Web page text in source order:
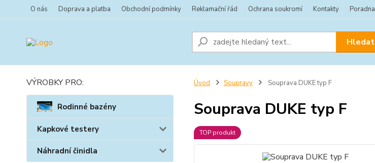
O nás Doprava a platba Obchodní podmínky Reklamační řád Ochrana soukromí Kontakty Poradna
Hledat
VÝROBKY PRO:
Rodinné bazény
Kapkové testery
Náhradní činidla
Úvod Soupravy Souprava DUKE typ F
Souprava DUKE typ F
TOP produkt